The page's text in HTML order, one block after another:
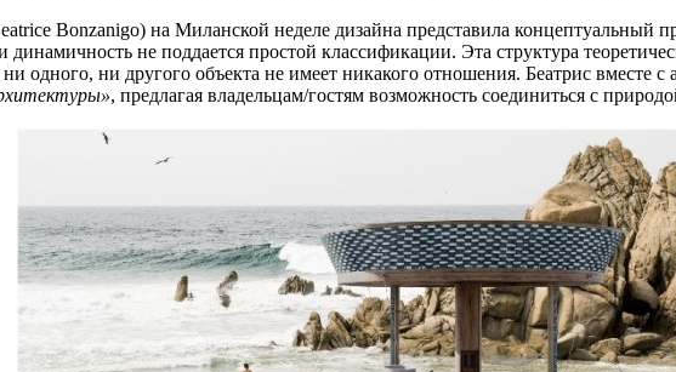
Bonzanigo) на Миланской неделе дизайна представила концептуальный
не поддается простой классификации. Эта структура
одного, ни другого объекта не имеет никакого отношения. Беатрис вместе
, предлагая владельцам/гостям возможность соединиться с